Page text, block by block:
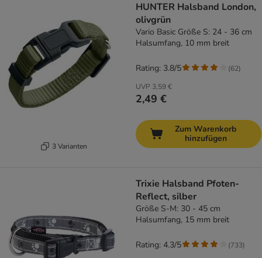
3 Varianten
HUNTER Halsband London,
olivgrün
Vario Basic Größe S: 24 - 36 cm
Halsumfang, 10 mm breit
UVP 3,59 €
2,49 €
Rating: 3.8/5 (62)
Zum Warenkorb
hinzufügen
Trixie Halsband Pfoten-
Reflect, silber
Größe S-M: 30 - 45 cm
Halsumfang, 15 mm breit
Rating: 4.3/5 (733)